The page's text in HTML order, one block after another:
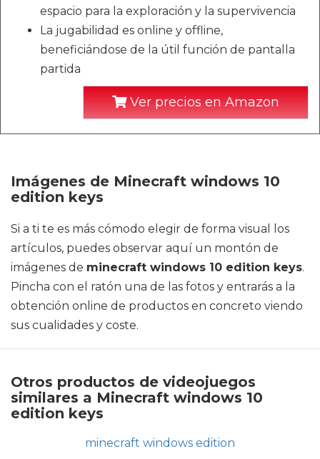
espacio para la exploración y la supervivencia
La jugabilidad es online y offline,
beneficiándose de la útil función de pantalla
partida
Ver precios en Amazon
Imágenes de Minecraft windows 10
edition keys
Si a ti te es más cómodo elegir de forma visual los
artículos, puedes observar aquí un montón de
imágenes de minecraft windows 10 edition keys.
Pincha con el ratón una de las fotos y entrarás a la
obtención online de productos en concreto viendo
sus cualidades y coste.
Otros productos de videojuegos
similares a Minecraft windows 10
edition keys
minecraft windows edition